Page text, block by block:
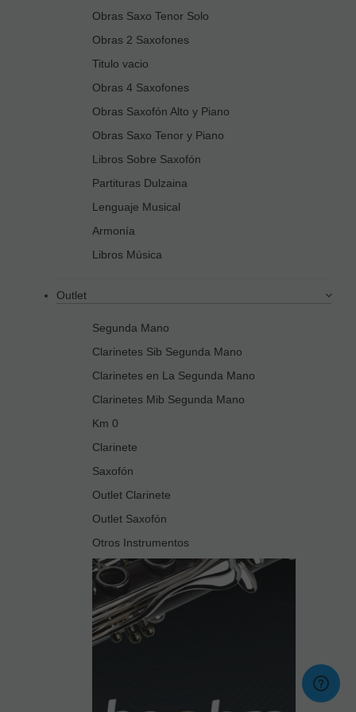
Obras Saxo Tenor Solo
Obras 2 Saxofones
Titulo vacio
Obras 4 Saxofones
Obras Saxofón Alto y Piano
Obras Saxo Tenor y Piano
Libros Sobre Saxofón
Partituras Dulzaina
Lenguaje Musical
Armonía
Libros Música
Outlet
Segunda Mano
Clarinetes Sib Segunda Mano
Clarinetes en La Segunda Mano
Clarinetes Mib Segunda Mano
Km 0
Clarinete
Saxofón
Outlet Clarinete
Outlet Saxofón
Otros Instrumentos